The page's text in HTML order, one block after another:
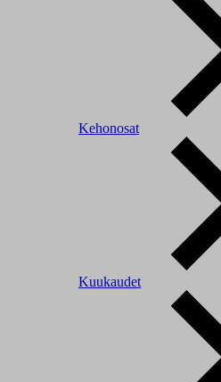
Kehonosat
Kuukaudet